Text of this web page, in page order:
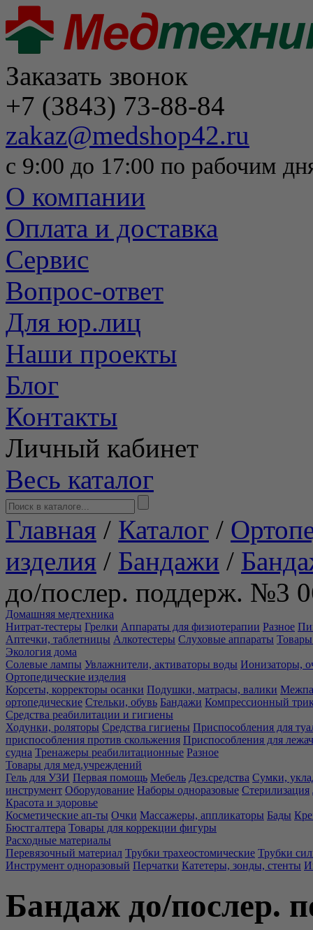
Заказать звонок
+7 (3843) 73-88-84
zakaz@medshop42.ru
с 9:00 до 17:00 по рабочим
О компании
Оплата и доставка
Сервис
Вопрос-ответ
Для юр.лиц
Наши проекты
Блог
Контакты
Личный кабинет
Весь каталог
Главная / Каталог /
изделия / Бандажи /
до/послер. поддерж.
Домашняя медтехника
Нитрат-тестеры Грелки Аппараты для физиотерапии Разное
Аптечки, таблетницы Алкотестеры Слуховые аппараты Товары
Экология дома
Солевые лампы Увлажнители, активаторы воды Ионизаторы,
Ортопедические изделия
Корсеты, корректоры осанки Подушки, матрасы, валики
ортопедические Стельки, обувь Бандажи Компрессионный
Средства реабилитации и гигиены
Ходунки, роляторы Средства гигиены Приспособления для
приспособления против скольжения Приспособления для
судна Тренажеры реабилитационные Разное
Товары для мед.учреждений
Гель для УЗИ Первая помощь Мебель Дез.средства Сумки,
инструмент Оборудование Наборы одноразовые Стерилизация
Красота и здоровье
Косметические ап-ты Очки Массажеры, аппликаторы Бады
Бюстгалтера Товары для коррекции фигуры
Расходные материалы
Перевязочный материал Трубки трахеостомические Трубки
Инструмент одноразовый Перчатки Катетеры, зонды, стенты
Бандаж до/послер.